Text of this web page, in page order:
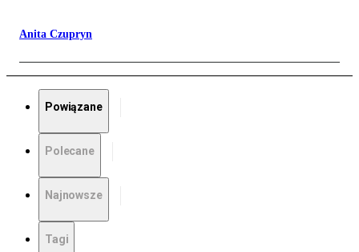
Anita Czupryn
Powiązane
Polecane
Najnowsze
Tagi